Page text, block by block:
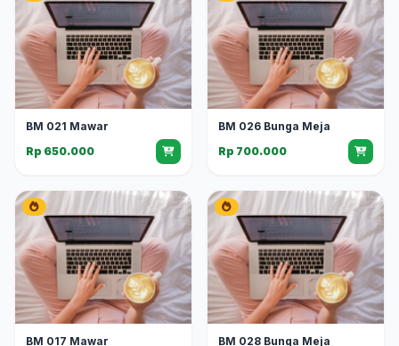
BM 021 Mawar
Rp 650.000
BM 026 Bunga Meja
Rp 700.000
BM 017 Mawar
BM 028 Bunga Meja